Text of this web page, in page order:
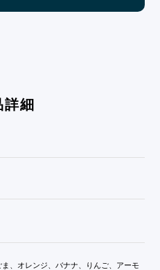
詳細
、オレンジ、バナナ、りんご、アーモ